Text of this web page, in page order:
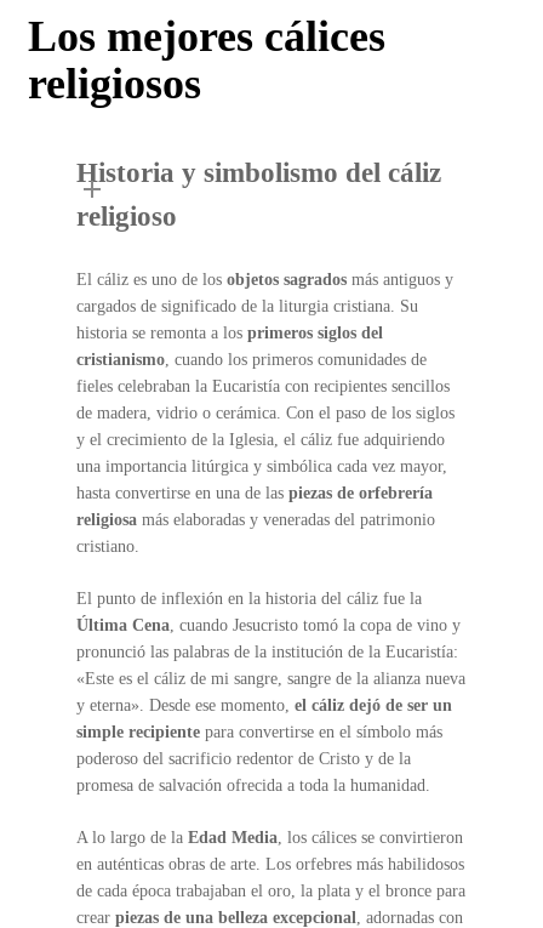
Los mejores cálices
religiosos
Historia y simbolismo del cáliz
religioso
El cáliz es uno de los objetos sagrados más antiguos y
cargados de significado de la liturgia cristiana. Su
historia se remonta a los primeros siglos del
cristianismo , cuando los primeros comunidades de
fieles celebraban la Eucaristía con recipientes sencillos
de madera, vidrio o cerámica. Con el paso de los siglos
y el crecimiento de la Iglesia, el cáliz fue adquiriendo
una importancia litúrgica y simbólica cada vez mayor,
hasta convertirse en una de las piezas de orfebrería
religiosa más elaboradas y veneradas del patrimonio
cristiano.
El punto de inflexión en la historia del cáliz fue la
Última Cena , cuando Jesucristo tomó la copa de vino y
pronunció las palabras de la institución de la Eucaristía:
«Este es el cáliz de mi sangre, sangre de la alianza nueva
y eterna». Desde ese momento, el cáliz dejó de ser un
simple recipiente para convertirse en el símbolo más
poderoso del sacrificio redentor de Cristo y de la
promesa de salvación ofrecida a toda la humanidad.
A lo largo de la Edad Media , los cálices se convirtieron
en auténticas obras de arte. Los orfebres más habilidosos
de cada época trabajaban el oro, la plata y el bronce para
crear piezas de una belleza excepcional
, adornadas con